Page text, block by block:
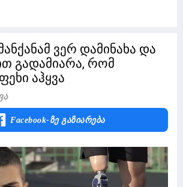
ვერ დამინახა და
გადამიარა, რომ
აჰყვა
Facebook-Ზე Გაზიარება